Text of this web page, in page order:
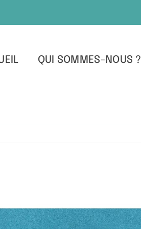
QUI SOMMES-NOUS ?